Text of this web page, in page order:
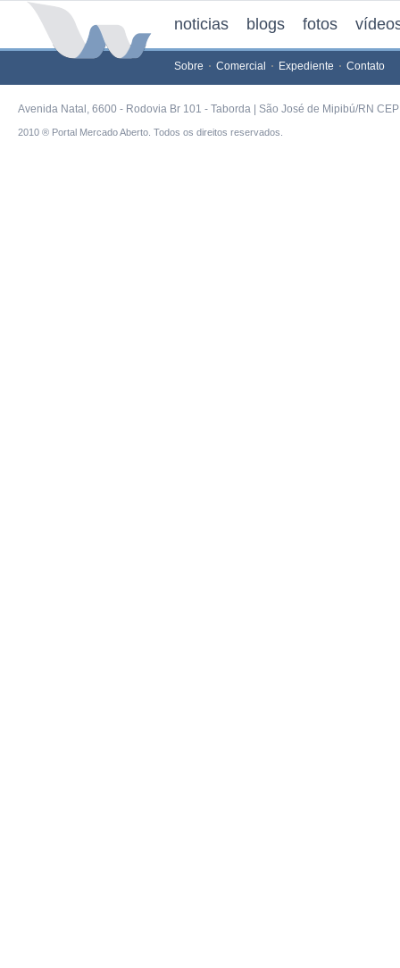
noticias blogs fotos
Sobre Comercial Expediente Contato
Avenida Natal, 6600 - Rodovia Br 101 - Taborda | São José de Mipibú/RN
2010 ® Portal Mercado Aberto. Todos os direitos reservados.